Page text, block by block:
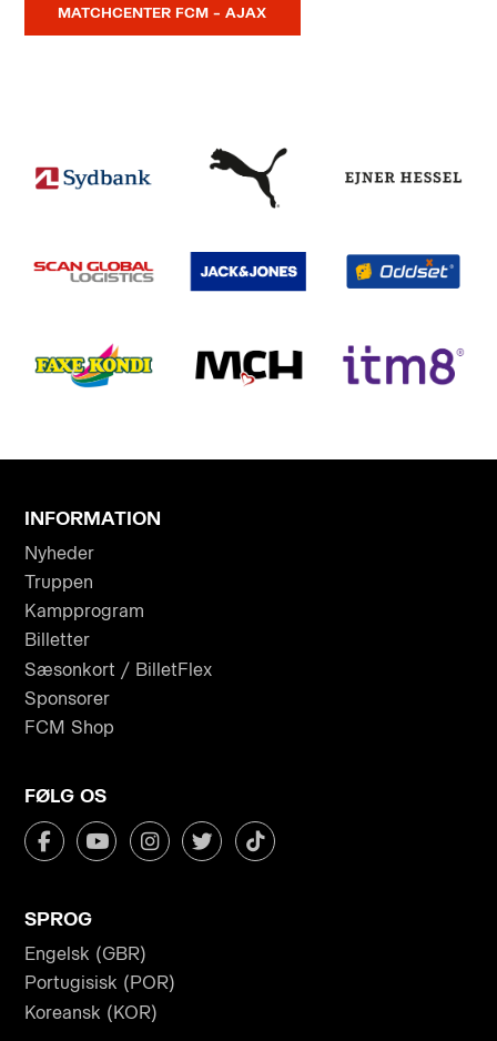
MATCHCENTER FCM – AJAX
INFORMATION
Nyheder
Truppen
Kampprogram
Billetter
Sæsonkort / BilletFlex
Sponsorer
FCM Shop
FØLG OS
SPROG
Engelsk (GBR)
Portugisisk (POR)
Koreansk (KOR)